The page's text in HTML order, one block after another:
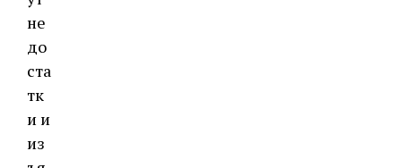
не
до
ста
тк
и и
из